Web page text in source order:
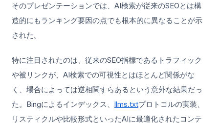
そのプレゼンテーションでは、AI検索が従来のSEOとは構
造的にもランキング要因の点でも根本的に異なることが示
された。
特に注目されたのは、従来のSEO指標であるトラフィック
や被リンクが、AI検索での可視性とはほとんど関係がな
く、場合によっては逆相関すらあるという意外な結果だっ
た。Bingによるインデックス、 llms.txtプロトコルの実装、
リスティクルや比較形式といったAIに最適化されたコンテ